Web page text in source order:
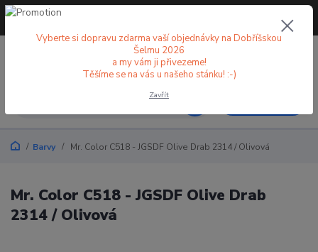
+420 773 998 582
Barvy Mr. Color C518 - JGSDF Olive Drab 2314 / Olivová
Mr. Color C518 - JGSDF Olive Drab
2314 / Olivová
Vyberte si dopravu zdarma vaší objednávky na Dobříšskou
Šelmu 2026
a my vám ji přivezeme!
Těšíme se na vás u našeho stánku! :-)
Zavřít